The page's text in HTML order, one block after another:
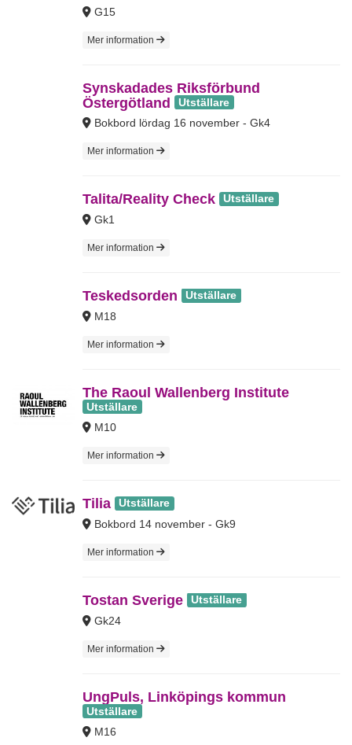
G15
Mer information
Synskadades Riksförbund
Östergötland
Utställare
Bokbord lördag 16 november - Gk4
Mer information
Talita/Reality Check Utställare
Gk1
Mer information
Teskedsorden Utställare
M18
Mer information
The Raoul Wallenberg Institute
Utställare
M10
Mer information
Tilia Utställare
Bokbord 14 november - Gk9
Mer information
Tostan Sverige Utställare
Gk24
Mer information
UngPuls, Linköpings kommun
Utställare
M16